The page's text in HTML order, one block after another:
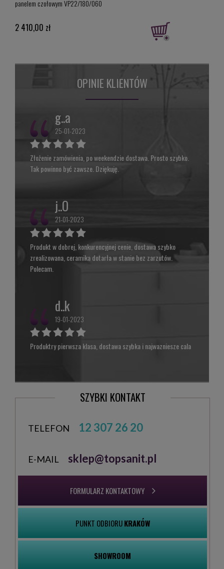
panelem czołowym VP22/180/060
2 410,00 zł
OPINIE KLIENTÓW
g..a
25-01-2023
Złożenie zamówienia, po weekendzie dostawa. Prosto szybko.
Tak powinno być zawsze. Dziękuję.
j..O
21-01-2023
Produkt w dobrej, konkurencyjnej cenie, dostawa szybko
zrealizowana, ceramika dotarła w stanie bez zarzutów.
Polecam.
d..k
19-01-2023
Produktry pierwsza klasa, dostawa szybka i najwazniesze cala
SZYBKI KONTAKT
TELEFON 12 307 26 20
E-MAIL sklep@topsanit.pl
FORMULARZ KONTAKTOWY
PUNKT ODBIORUKRAKÓW
SHOWROOM